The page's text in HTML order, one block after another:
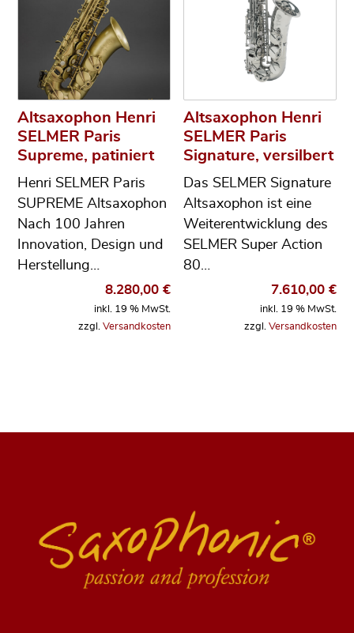
Altsaxophon Henri
SELMER Paris
Supreme, patiniert
Henri SELMER Paris
SUPREME Altsaxophon
Nach 100 Jahren
Innovation, Design und
Herstellung…
8.280,00 €
inkl. 19 % MwSt.
zzgl. Versandkosten
Altsaxophon Henri
SELMER Paris
Signature, versilbert
Das SELMER Signature
Altsaxophon ist eine
Weiterentwicklung des
SELMER Super Action
80…
7.610,00 €
inkl. 19 % MwSt.
zzgl. Versandkosten